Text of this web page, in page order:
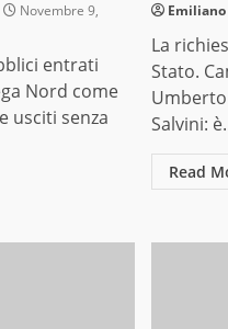
Novembre 9,
entrati
Nord come
usciti senza
Emiliano
La
Stato.
Salvini:
Read